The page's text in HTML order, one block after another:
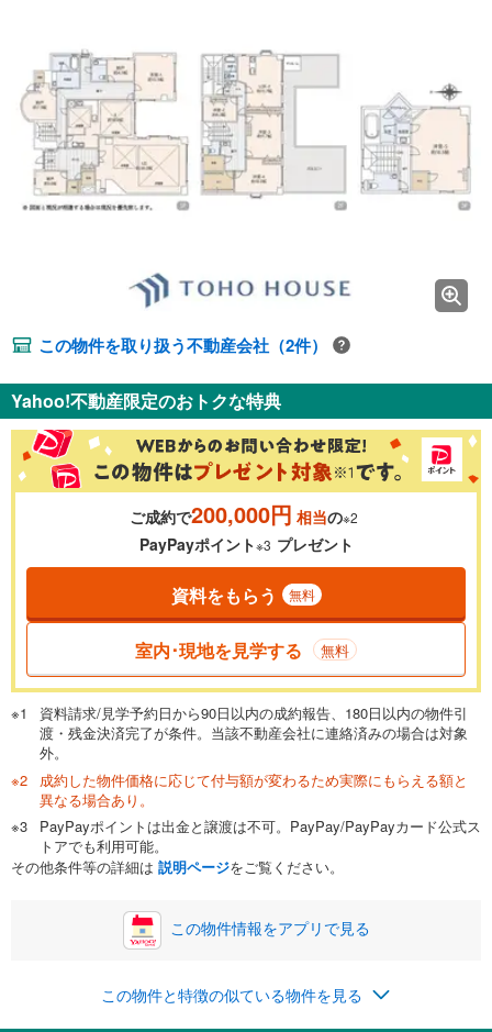
この物件を取り扱う不動産会社（2件）
Yahoo!不動産限定のおトクな特典
ご成約で200,000円 相当の※2
PayPayポイント※3 プレゼント
資料をもらう 無料
室内･現地を見学する 無料
資料請求/見学予約日から90日以内の成約報告、180日以内の物件引
渡・残金決済完了が条件。当該不動産会社に連絡済みの場合は対象
外。
成約した物件価格に応じて付与額が変わるため実際にもらえる額と
異なる場合あり。
PayPayポイントは出金と譲渡は不可。PayPay/PayPayカード公式ス
トアでも利用可能。
その他条件等の詳細は 説明ページをご覧ください。
この物件情報をアプリで見る
この物件と特徴の似ている物件を見る